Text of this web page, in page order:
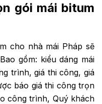
gói mái bitum
cho nhà mái Pháp sẽ
gồm: kiểu dáng mái
trình, giá thi công, giá
báo giá thi công trọn
công trình, Quý khách